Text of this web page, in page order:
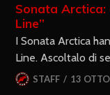
Sonata Arctica:
Line”
I Sonata Arctica
Line. Ascoltalo di
STAFF 13